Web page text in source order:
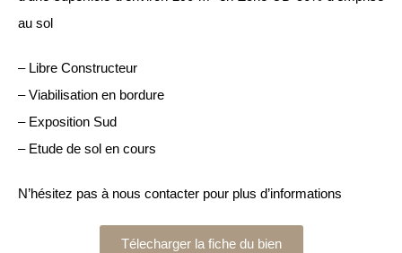
au sol
– Libre Constructeur
– Viabilisation en bordure
– Exposition Sud
– Etude de sol en cours
N’hésitez pas à nous contacter pour plus d’informations
Télecharger la fiche du bien